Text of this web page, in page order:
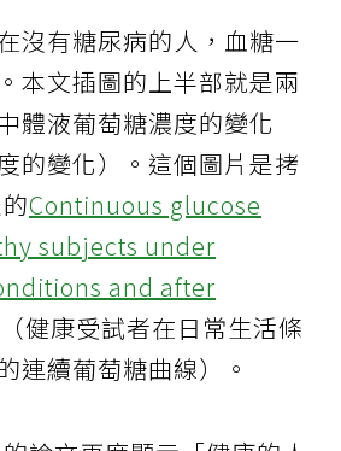
沒有糖尿病的人，血糖一
本文插圖的上半部就是兩
體液葡萄糖濃度的變化
的變化）。這個圖片是拷
Continuous glucose
subjects under
and after
（健康受試者在日常生活條
連續葡萄糖曲線）。